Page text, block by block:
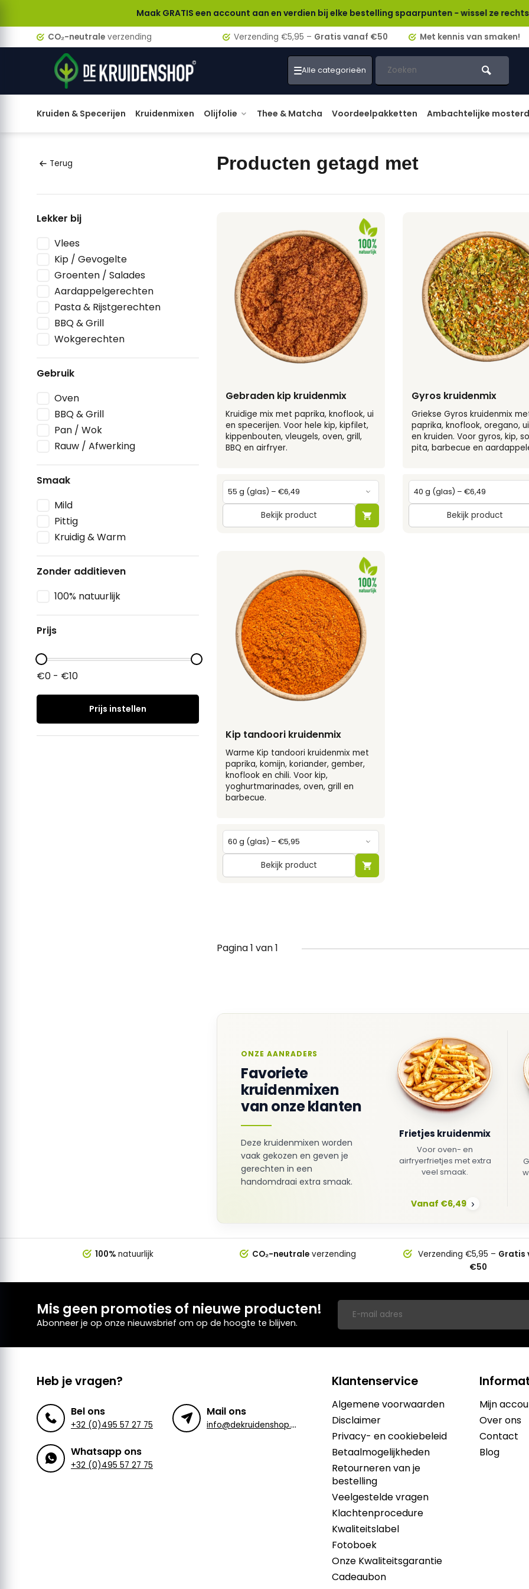
Maak GRATIS een account aan en verdien bij elke bestelling spaarpunten - wissel ze rechtstreeks in
CO₂-neutrale verzending Verzending €5,95 – Gratis vanaf €50 Met kennis van smaken!
Alle categorieën
Kruiden & Specerijen Kruidenmixen Olijfolie Thee & Matcha Voordeelpakketten Ambachtelijke mosterd
Terug Producten getagd met
Lekker bij
Vlees
Kip / Gevogelte
Groenten / Salades
Aardappelgerechten
Pasta & Rijstgerechten
BBQ & Grill
Wokgerechten
Gebruik
Oven
BBQ & Grill
Pan / Wok
Rauw / Afwerking
Smaak
Mild
Pittig
Kruidig & Warm
Zonder additieven
100% natuurlijk
Prijs
€0 - €10
Prijs instellen
Gebraden kip kruidenmix
Kruidige mix met paprika, knoflook, ui
en specerijen. Voor hele kip, kipfilet,
kippenbouten, vleugels, oven, grill,
BBQ en airfryer.
Bekijk product
Gyros kruidenmix
Griekse Gyros kruidenmix
paprika, knoflook, oregano,
en kruiden. Voor gyros, kip,
pita, barbecue en
Bekijk product
Kip tandoori kruidenmix
Warme Kip tandoori kruidenmix met
paprika, komijn, koriander, gember,
knoflook en chili. Voor kip,
yoghurtmarinades, oven, grill en
barbecue.
Bekijk product
Pagina 1 van 1
ONZE AANRADERS
Favoriete
kruidenmixen
van onze klanten
Deze kruidenmixen worden
vaak gekozen en geven je
gerechten in een
handomdraai extra smaak.
Frietjes kruidenmix
Voor oven- en
airfryerfrietjes met extra
veel smaak.
Vanaf €6,49 ›
100%natuurlijk CO₂-neutrale verzending Verzending €5,95 – Gratis
€50
Mis geen promoties of nieuwe producten!
Abonneer je op onze nieuwsbrief om op de hoogte te blijven.
Heb je vragen?
Bel ons
+32 (0)495 57 27 75
Mail ons
i
nfo@dekruidenshop.be
Whatsapp ons
+32 (0)495 57 27 75
Klantenservice
Algemene voorwaarden
Disclaimer
Privacy- en cookiebeleid
Betaalmogelijkheden
Retourneren van je
bestelling
Veelgestelde vragen
Klachtenprocedure
Kwaliteitslabel
Fotoboek
Onze Kwaliteitsgarantie
Cadeaubon
Mijn
Over ons
Contact
Blog